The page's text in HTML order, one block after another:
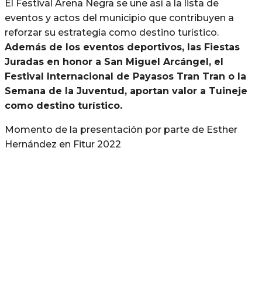
El Festival Arena Negra se une así a la lista de
eventos y actos del municipio que contribuyen a
reforzar su estrategia como destino turístico.
Además de los eventos deportivos, las Fiestas
Juradas en honor a San Miguel Arcángel, el
Festival Internacional de Payasos Tran Tran o la
Semana de la Juventud, aportan valor a Tuineje
como destino turístico.
Momento de la presentación por parte de Esther
Hernández en Fitur 2022